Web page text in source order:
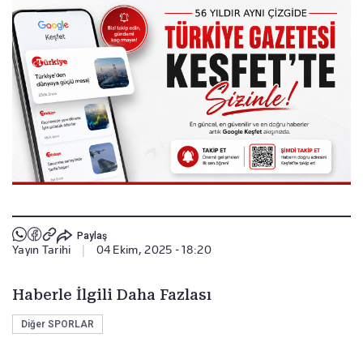
Paylaş
Yayın Tarihi 04 Ekim, 2025 - 18:20
Haberle İlgili Daha Fazlası
Diğer SPORLAR